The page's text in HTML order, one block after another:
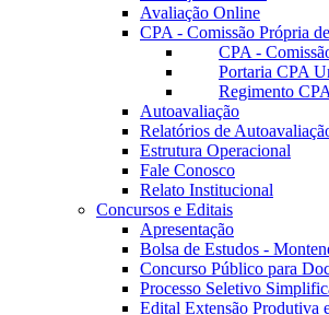
Avaliação Online
CPA - Comissão Própria
CPA -
Portaria CPA
Regimento
Autoavaliação
Relatórios de
Estrutura Operacional
Fale Conosco
Relato Institucional
Concursos e Editais
Apresentação
Bolsa de Estudos -
Concurso Público para
Processo Seletivo
Edital Extensão Produtiva